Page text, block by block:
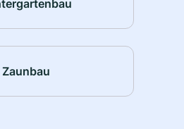
Zaunbau